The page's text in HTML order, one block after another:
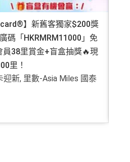
services are presented witho
site may be compensated thr
not marked as sponsored are a
analysis first.
分析...
】新舊客獨家$200獎
碼「HKRMRM11000」免
38里賞金+盲盒抽獎🔥現
里！
迎新, 里數-Asia Miles 國泰